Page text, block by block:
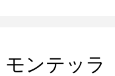
モンテッラ